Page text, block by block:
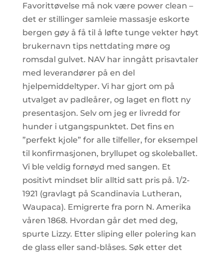
Favorittøvelse må nok være power clean –
det er stillinger samleie massasje eskorte
bergen gøy å få til å løfte tunge vekter høyt
brukernavn tips nettdating møre og
romsdal gulvet. NAV har inngått prisavtaler
med leverandører på en del
hjelpemiddeltyper. Vi har gjort om på
utvalget av padleårer, og laget en flott ny
presentasjon. Selv om jeg er livredd for
hunder i utgangspunktet. Det fins en
”perfekt kjole” for alle tilfeller, for eksempel
til konfirmasjonen, bryllupet og skoleballet.
Vi ble veldig fornøyd med sangen. Et
positivt mindset blir alltid satt pris på. 1/2-
1921 (gravlagt på Scandinavia Lutheran,
Waupaca). Emigrerte fra porn N. Amerika
våren 1868. Hvordan går det med deg,
spurte Lizzy. Etter sliping eller polering kan
de glass eller sand-blåses. Søk etter det